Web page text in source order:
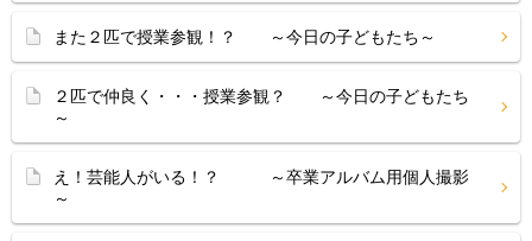
また２匹で授業参観！？ ～今日の子どもたち～
２匹で仲良く・・・授業参観？ ～今日の子どもたち
～
え！芸能人がいる！？ ～卒業アルバム用個人撮影
～